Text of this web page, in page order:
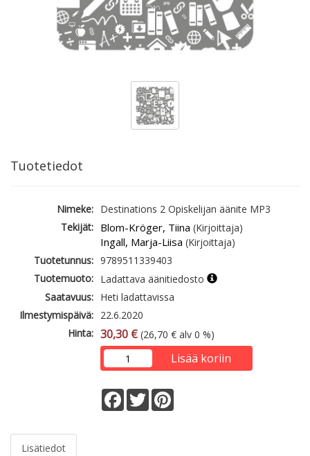
Tuotetiedot
Nimeke: Destinations 2 Opiskelijan äänite MP3
Tekijät: Blom-Kröger, Tiina (Kirjoittaja)
Ingall, Marja-Liisa (Kirjoittaja)
Tuotetunnus: 9789511339403
Tuotemuoto: Ladattava äänitiedosto
Saatavuus: Heti ladattavissa
Ilmestymispäivä: 22.6.2020
Hinta: 30,30 € (26,70 € alv 0 %)
Lisää koriin
Facebook
Twitter
Lisätiedot